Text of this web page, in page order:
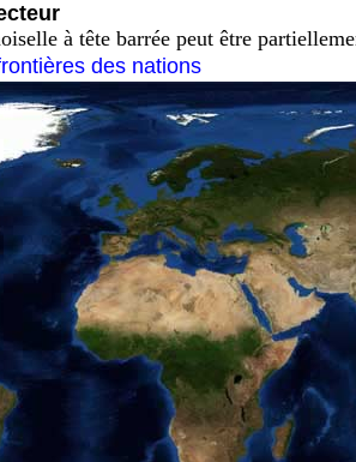
à tête barrée peut être
des nations